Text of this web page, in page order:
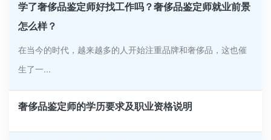
学了奢侈品鉴定师好找工作吗？奢侈品鉴定师就业前景
怎么样？
在当今的时代，越来越多的人开始注重品牌和奢侈品，这也催
生了一...
奢侈品鉴定师的学历要求及职业资格说明